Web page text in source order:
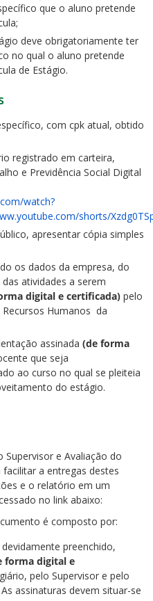
que o aluno pretende
deve obrigatoriamente ter
no qual o aluno pretende
de Estágio.
com cpk atual, obtido
registrado em carteira,
e Previdência Social Digital
watch?
shorts/
apresentar cópia simples
os dados da empresa, do
atividades a serem
digital e certificada) pelo
Humanos da
assinada (de forma
que seja
ao curso no qual se pleiteia
do estágio.
Supervisor e Avaliação do
a entregas destes
e o relatório em um
no link abaixo:
é composto por:
devidamente preenchido,
forma digital e
pelo Supervisor e pelo
assinaturas devem situar-se